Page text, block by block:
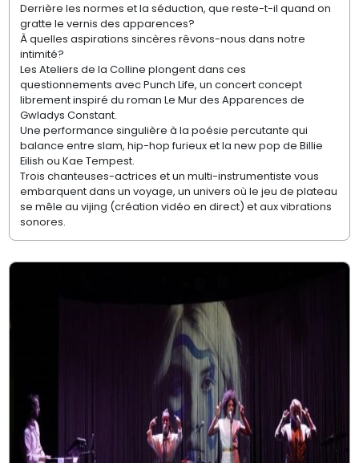
Derrière les normes et la séduction, que reste-t-il quand on
gratte le vernis des apparences?
À quelles aspirations sincères rêvons-nous dans notre
intimité?
Les Ateliers de la Colline plongent dans ces
questionnements avec Punch Life, un concert concept
librement inspiré du roman Le Mur des Apparences de
Gwladys Constant.
Une performance singulière à la poésie percutante qui
balance entre slam, hip-hop furieux et la new pop de Billie
Eilish ou Kae Tempest.
Trois chanteuses-actrices et un multi-instrumentiste vous
embarquent dans un voyage, un univers où le jeu de plateau
se mêle au vijing (création vidéo en direct) et aux vibrations
sonores.